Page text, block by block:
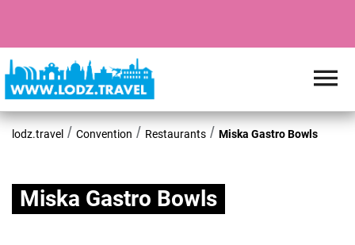
lodz.travel Convention Restaurants Miska Gastro Bowls
Miska Gastro Bowls